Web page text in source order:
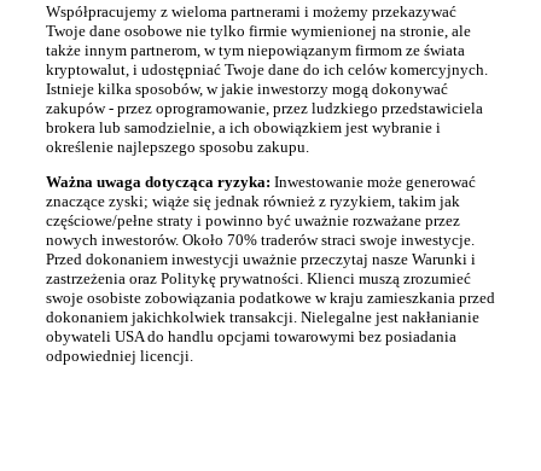
Współpracujemy z wieloma partnerami i możemy przekazywać
Twoje dane osobowe nie tylko firmie wymienionej na stronie, ale
także innym partnerom, w tym niepowiązanym firmom ze świata
kryptowalut, i udostępniać Twoje dane do ich celów komercyjnych.
Istnieje kilka sposobów, w jakie inwestorzy mogą dokonywać
zakupów - przez oprogramowanie, przez ludzkiego przedstawiciela
brokera lub samodzielnie, a ich obowiązkiem jest wybranie i
określenie najlepszego sposobu zakupu.
Ważna uwaga dotycząca ryzyka: Inwestowanie może generować
znaczące zyski; wiąże się jednak również z ryzykiem, takim jak
częściowe/pełne straty i powinno być uważnie rozważane przez
nowych inwestorów. Około 70% traderów straci swoje inwestycje.
Przed dokonaniem inwestycji uważnie przeczytaj nasze Warunki i
zastrzeżenia oraz Politykę prywatności. Klienci muszą zrozumieć
swoje osobiste zobowiązania podatkowe w kraju zamieszkania przed
dokonaniem jakichkolwiek transakcji. Nielegalne jest nakłanianie
obywateli USA do handlu opcjami towarowymi bez posiadania
odpowiedniej licencji.